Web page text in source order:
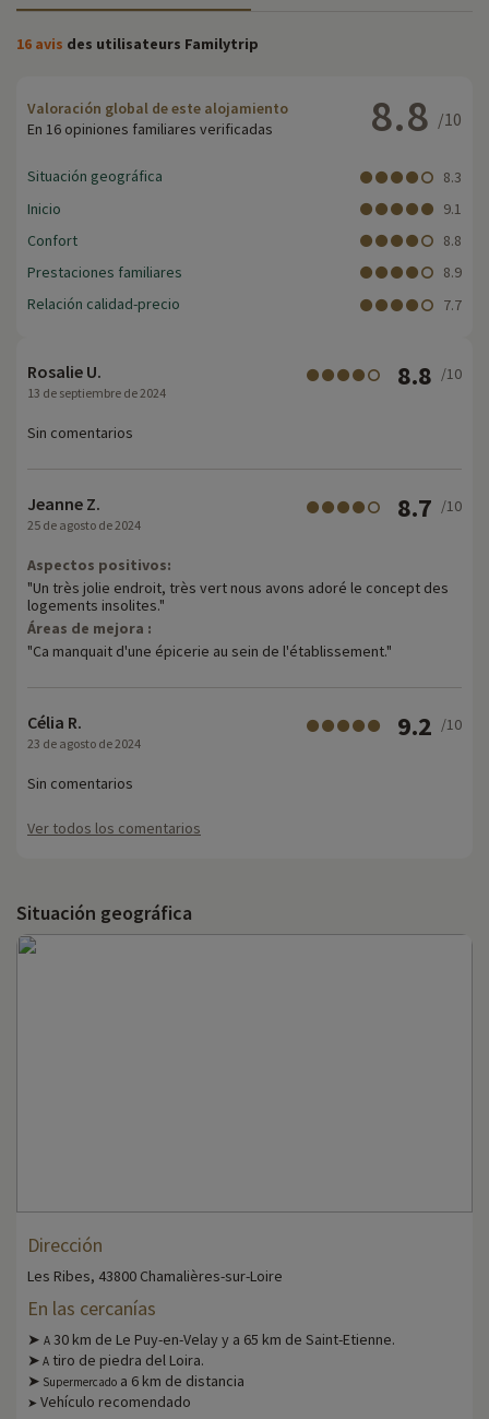
16 avis des utilisateurs Familytrip
Valoración global de este alojamiento
En 16 opiniones familiares verificadas
8.8 /10
Situación geográfica
8.3
Inicio
9.1
Confort
8.8
Prestaciones familiares
8.9
Relación calidad-precio
7.7
Rosalie U.
13 de septiembre de 2024
8.8 /10
Sin comentarios
Jeanne Z.
25 de agosto de 2024
8.7 /10
Aspectos positivos:
"Un très jolie endroit, très vert nous avons adoré le concept des
logements insolites."
Áreas de mejora :
"Ca manquait d'une épicerie au sein de l'établissement."
Célia R.
23 de agosto de 2024
9.2 /10
Sin comentarios
Ver todos los comentarios
Situación geográfica
Dirección
Les Ribes, 43800 Chamalières-sur-Loire
En las cercanías
➤ A 30 km de Le Puy-en-Velay y a 65 km de Saint-Etienne.
➤ A tiro de piedra del Loira.
➤ Supermercado a 6 km de distancia
➤ Vehículo recomendado